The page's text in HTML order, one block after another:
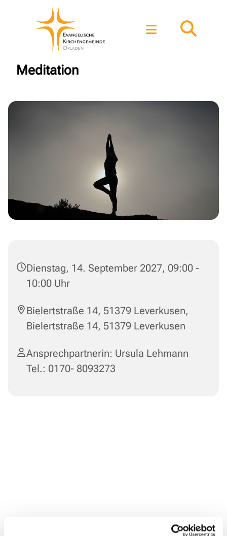
Meditation
Dienstag, 14. September 2027, 09:00 -
10:00 Uhr
Bielertstraße 14, 51379 Leverkusen,
Bielertstraße 14, 51379 Leverkusen
Ansprechpartnerin: Ursula Lehmann
Tel.: 0170- 8093273